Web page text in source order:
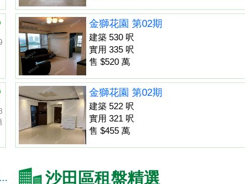
金獅花園 第02期
建築 530 呎
實用 335 呎
售 $520 萬
金獅花園 第02期
建築 522 呎
實用 321 呎
售 $455 萬
沙田區租盤精選